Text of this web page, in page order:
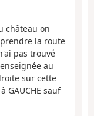
château on
la route
pas trouvé
au
sur cette
GAUCHE sauf